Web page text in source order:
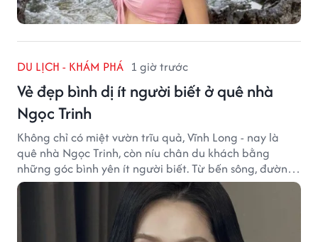
DU LỊCH - KHÁM PHÁ 1 giờ trước
Vẻ đẹp bình dị ít người biết ở quê nhà
Ngọc Trinh
Không chỉ có miệt vườn trĩu quả, Vĩnh Long - nay là
quê nhà Ngọc Trinh, còn níu chân du khách bằng
những góc bình yên ít người biết. Từ bến sông, đường
quê đến nhịp sống chậm rãi, tất cả tạo nên sức hút rất
riêng của vùng đất miền Tây.